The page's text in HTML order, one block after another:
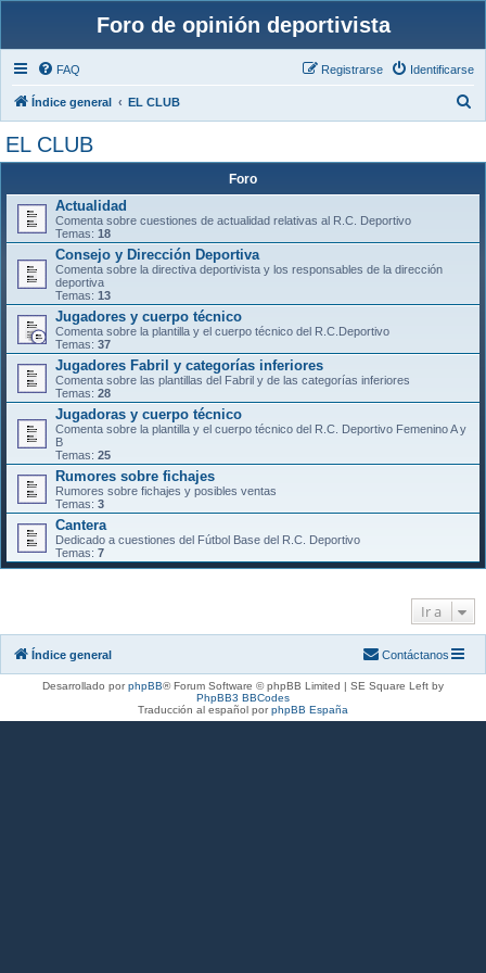
Foro de opinión deportivista
FAQ Identificarse
Registrarse
Índice general EL CLUB
EL CLUB
Foro
Actualidad
Comenta sobre cuestiones de actualidad relativas al R.C. Deportivo
Temas: 18
Consejo y Dirección Deportiva
Comenta sobre la directiva deportivista y los responsables de la dirección
deportiva
Temas: 13
Jugadores y cuerpo técnico
Comenta sobre la plantilla y el cuerpo técnico del R.C.Deportivo
Temas: 37
Jugadores Fabril y categorías inferiores
Comenta sobre las plantillas del Fabril y de las categorías inferiores
Temas: 28
Jugadoras y cuerpo técnico
Comenta sobre la plantilla y el cuerpo técnico del R.C. Deportivo Femenino A y
B
Temas: 25
Rumores sobre fichajes
Rumores sobre fichajes y posibles ventas
Temas: 3
Cantera
Dedicado a cuestiones del Fútbol Base del R.C. Deportivo
Temas: 7
Ir a
Índice general Contáctanos
Desarrollado porphpBB® Forum Software © phpBB Limited | SE Square Left by
PhpBB3 BBCodes
Traducción al español porphpBB España